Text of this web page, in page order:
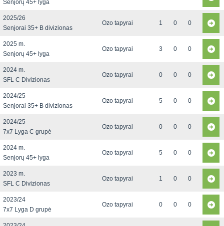
Senjorų 45+ lyga
2025/26
Senjorai 35+ B divizionas
Ozo tapyrai 1 0 0
2025 m.
Senjorų 45+ lyga
Ozo tapyrai 3 0 0
2024 m.
SFL C Divizionas
Ozo tapyrai 0 0 0
2024/25
Senjorai 35+ B divizionas
Ozo tapyrai 5 0 0
2024/25
7x7 Lyga C grupė
Ozo tapyrai 0 0 0
2024 m.
Senjorų 45+ lyga
Ozo tapyrai 5 0 0
2023 m.
SFL C Divizionas
Ozo tapyrai 1 0 0
2023/24
7x7 Lyga D grupė
Ozo tapyrai 0 0 0